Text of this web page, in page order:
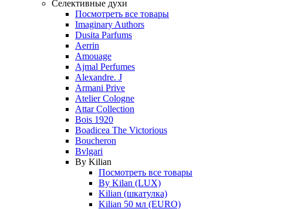
Селективные духи
Посмотреть все товары
Imaginary Authors
Dusita Parfums
Aerrin
Amouage
Ajmal Perfumes
Alexandre. J
Armani Prive
Atelier Cologne
Attar Collection
Bois 1920
Boadicea The Victorious
Boucheron
Bvlgari
By Kilian
Посмотреть все товары
By Kilan (LUX)
Kilian (шкатулка)
Kilian 50 мл (EURO)